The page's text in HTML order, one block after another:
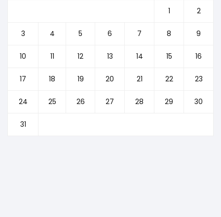
1 2
3 4 5 6 7 8 9
10 11 12 13 14 15 16
17 18 19 20 21 22 23
24 25 26 27 28 29 30
31